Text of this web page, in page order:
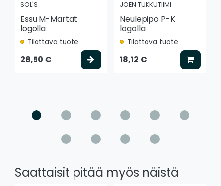
SOL'S
Essu M-Martat
logolla
Tilattava tuote
28,50 € Valitse vaihtoehto
JOEN TUKKUTIIMI
Neulepipo P-K
logolla
Tilattava tuote
18,12 € Lisää
Saattaisit pitää myös näistä